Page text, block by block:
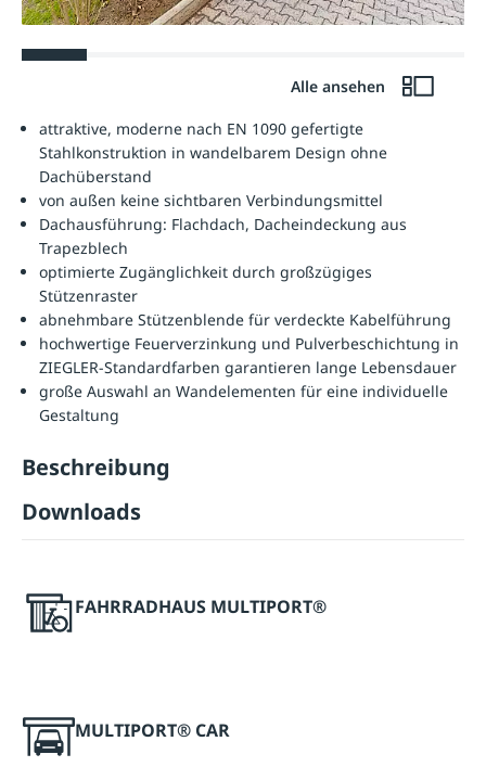
Alle ansehen
attraktive, moderne nach EN 1090 gefertigte
Stahlkonstruktion in wandelbarem Design ohne
Dachüberstand
von außen keine sichtbaren Verbindungsmittel
Dachausführung: Flachdach, Dacheindeckung aus
Trapezblech
optimierte Zugänglichkeit durch großzügiges
Stützenraster
abnehmbare Stützenblende für verdeckte Kabelführung
hochwertige Feuerverzinkung und Pulverbeschichtung in
ZIEGLER-Standardfarben garantieren lange Lebensdauer
große Auswahl an Wandelementen für eine individuelle
Gestaltung
Beschreibung
Downloads
FAHRRADHAUS MULTIPORT®
MULTIPORT® CAR